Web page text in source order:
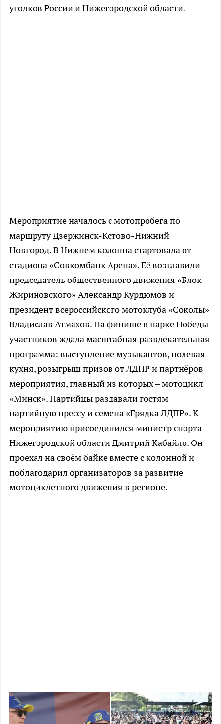
уголков России и Нижегородской области.
Мероприятие началось с мотопробега по
маршруту Дзержинск-Кстово-Нижний
Новгород. В Нижнем колонна стартовала от
стадиона «Совкомбанк Арена». Её возглавили
председатель общественного движения «Блок
Жириновского» Александр Курдюмов и
президент всероссийского мотоклуба «Соколы»
Владислав Атмахов. На финише в парке Победы
участников ждала масштабная развлекательная
программа: выступление музыкантов, полевая
кухня, розыгрыш призов от ЛДПР и партнёров
мероприятия, главный из которых – мотоцикл
«Минск». Партийцы раздавали гостям
партийную прессу и семена «Грядка ЛДПР». К
мероприятию присоединился министр спорта
Нижегородской области Дмитрий Кабайло. Он
проехал на своём байке вместе с колонной и
поблагодарил организаторов за развитие
мотоциклетного движения в регионе.